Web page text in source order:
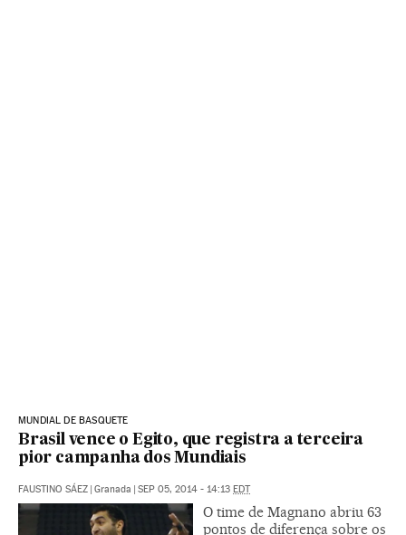
MUNDIAL DE BASQUETE
Brasil vence o Egito, que registra a terceira
pior campanha dos Mundiais
FAUSTINO SÁEZ Granada SEP 05, 2014 - 14:13 EDT
O time de Magnano abriu 63
pontos de diferença sobre os